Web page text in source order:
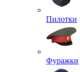
Пилотки
Фуражки